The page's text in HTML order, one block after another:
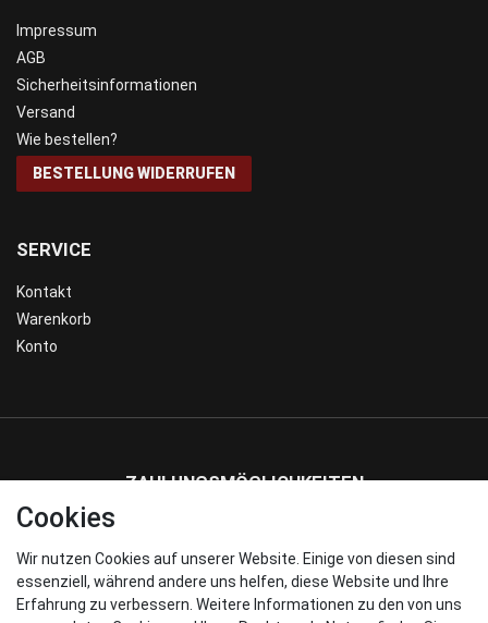
SERVICE
Kontakt
Warenkorb
Konto
Impressum
AGB
Sicherheitsinformationen
Versand
Wie bestellen?
BESTELLUNG WIDERRUFEN
ZAHLUNGSMÖGLICHKEITEN
WIR VERSENDEN MIT
Cookies
Wir nutzen Cookies auf unserer Website. Einige von diesen sind
essenziell, während andere uns helfen, diese Website und Ihre
Erfahrung zu verbessern. Weitere Informationen zu den von uns